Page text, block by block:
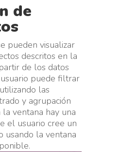
de
pueden visualizar
descritos en la
de los datos
puede filtrar
las
y agrupación
ventana hay una
el usuario cree un
usando la ventana